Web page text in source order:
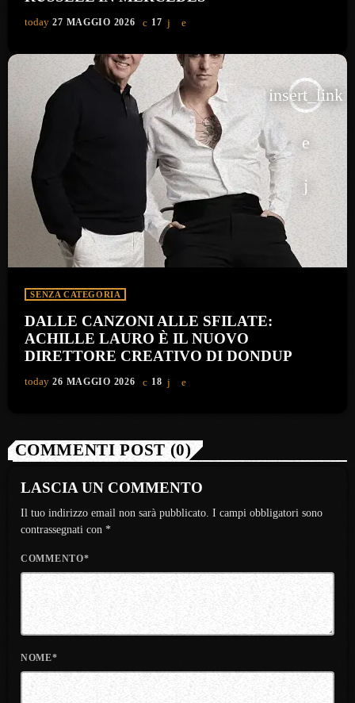
today 27 MAGGIO 2026 17
insert_link
SENZA CATEGORIA
DALLE CANZONI ALLE SFILATE:
ACHILLE LAURO È IL NUOVO
DIRETTORE CREATIVO DI DONDUP
today 26 MAGGIO 2026 18
COMMENTI POST (0)
LASCIA UN COMMENTO
Il tuo indirizzo email non sarà pubblicato. I campi obbligatori sono
contrassegnati con *
COMMENTO*
NOME*